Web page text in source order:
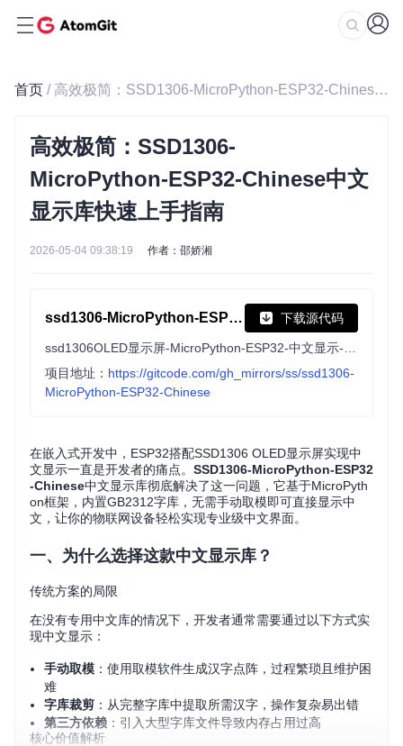
首页 / 高效极简：SSD1306-MicroPython-ESP32-Chinese中文显示库快速上手指南
高效极简：SSD1306-
MicroPython-ESP32-Chinese中文
显示库快速上手指南
2026-05-04 09:38:19 作者：邵娇湘
ssd1306-MicroPython-ESP32-Chinese 下载源代码
项目地址： https://gitcode.com/gh_mirrors/ss/ssd1306-
MicroPython-ESP32-Chinese
在嵌入式开发中，ESP32搭配SSD1306 OLED显示屏实现中
文显示一直是开发者的痛点。 SSD1306-MicroPython-ESP32
-Chinese中文显示库彻底解决了这一问题，它基于MicroPyth
on框架，内置GB2312字库，无需手动取模即可直接显示中
文，让你的物联网设备轻松实现专业级中文界面。
一、为什么选择这款中文显示库？
传统方案的局限
在没有专用中文库的情况下，开发者通常需要通过以下方式实
现中文显示：
手动取模 ：使用取模软件生成汉字点阵，过程繁琐且维护困
难
字库裁剪 ：从完整字库中提取所需汉字，操作复杂易出错
第三方依赖 ：引入大型字库文件导致内存占用过高
核心价值解析